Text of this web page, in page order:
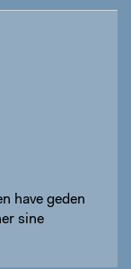
have geden
sine